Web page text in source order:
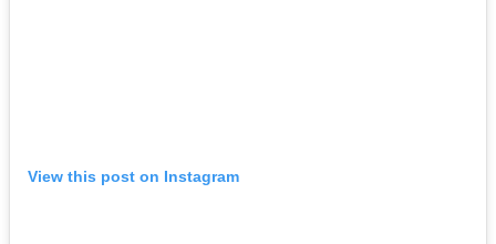
View this post on Instagram